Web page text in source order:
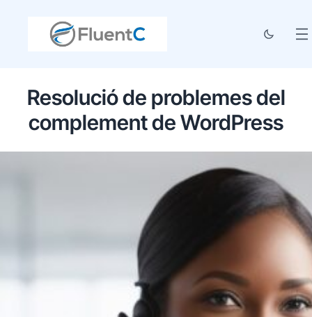
Resolució de problemes del
complement de WordPress